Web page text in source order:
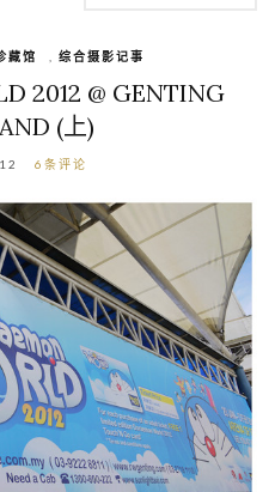
藏馆 综合摄影记事
2012 @ GENTING
(上)
6条评论